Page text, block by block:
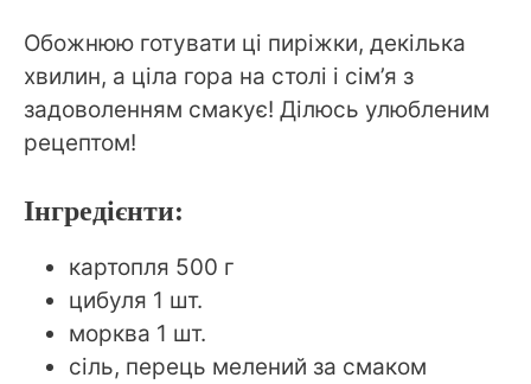
Обожнюю готувати ці пиріжки, декілька
хвилин, а ціла гора на столі і сім’я з
задоволенням смакує! Ділюсь улюбленим
рецептом!
Інгредієнти:
картопля 500 г
цибуля 1 шт.
морква 1 шт.
сіль, перець мелений за смаком